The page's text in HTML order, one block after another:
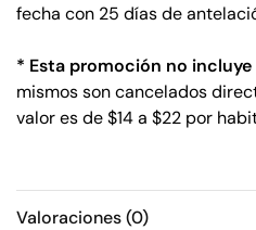
fecha con 25 días de
* Esta promoción no incluye
mismos son cancelados
valor es de $14 a $22 por
Valoraciones (0)